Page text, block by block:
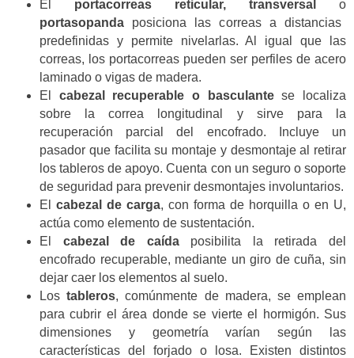
El portacorreas reticular, transversal o
portasopanda posiciona las correas a distancias
predefinidas y permite nivelarlas. Al igual que las
correas, los portacorreas pueden ser perfiles de acero
laminado o vigas de madera.
El cabezal recuperable o basculantese localiza
sobre la correa longitudinal y sirve para la
recuperación parcial del encofrado. Incluye un
pasador que facilita su montaje y desmontaje al retirar
los tableros de apoyo. Cuenta con un seguro o soporte
de seguridad para prevenir desmontajes involuntarios.
El cabezal de carga, con forma de horquilla o en U,
actúa como elemento de sustentación.
El cabezal de caídaposibilita la retirada del
encofrado recuperable, mediante un giro de cuña, sin
dejar caer los elementos al suelo.
Lostableros, comúnmente de madera, se emplean
para cubrir el área donde se vierte el hormigón. Sus
dimensiones y geometría varían según las
características del forjado o losa. Existen distintos